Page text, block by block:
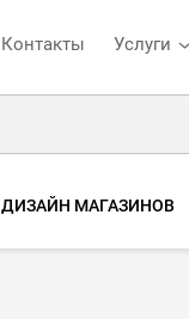
Контакты Услуги
ДИЗАЙН МАГАЗИНОВ